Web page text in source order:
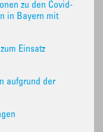
zu den Covid-
in Bayern mit
Einsatz
aufgrund der